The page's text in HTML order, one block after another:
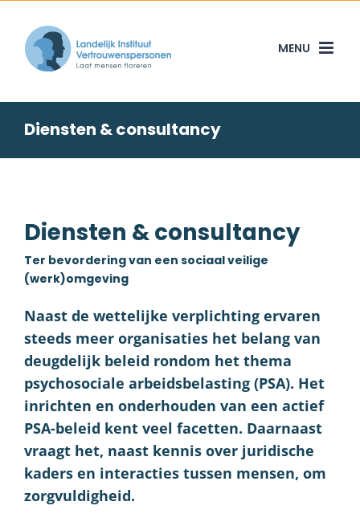
content
Diensten & consultancy
Diensten & consultancy
Ter bevordering van een sociaal veilige
(werk)omgeving
Naast de wettelijke verplichting ervaren
steeds meer organisaties het belang van
deugdelijk beleid rondom het thema
psychosociale arbeidsbelasting (PSA). Het
inrichten en onderhouden van een actief
PSA-beleid kent veel facetten. Daarnaast
vraagt het, naast kennis over juridische
kaders en interacties tussen mensen, om
zorgvuldigheid.